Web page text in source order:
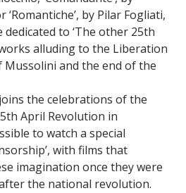
‘Romantiche’, by Pilar Fogliati,
to ‘The other 25th
alluding to the Liberation
Mussolini and the end of the
the celebrations of the
April Revolution in
to watch a special
with films that
imagination once they were
the national revolution.